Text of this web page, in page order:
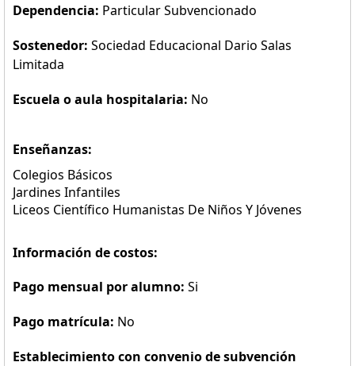
Dependencia: Particular Subvencionado
Sostenedor: Sociedad Educacional Dario Salas
Limitada
Escuela o aula hospitalaria: No
Enseñanzas:
Colegios Básicos
Jardines Infantiles
Liceos Científico Humanistas De Niños Y Jóvenes
Información de costos:
Pago mensual por alumno: Si
Pago matrícula: No
Establecimiento con convenio de subvención